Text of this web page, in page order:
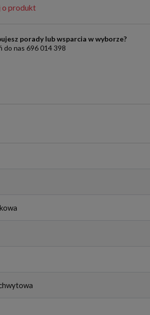
o produkt
porady lub wsparcia w wyborze?
do nas 696 014 398